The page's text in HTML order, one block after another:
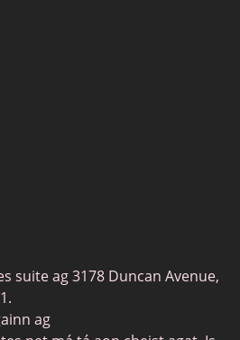
suite ag 3178 Duncan Avenue,
ag